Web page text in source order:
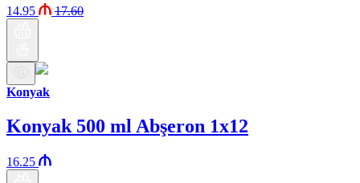
14.95 17.60
Konyak
Konyak 500 ml Abşeron 1x12
16.25